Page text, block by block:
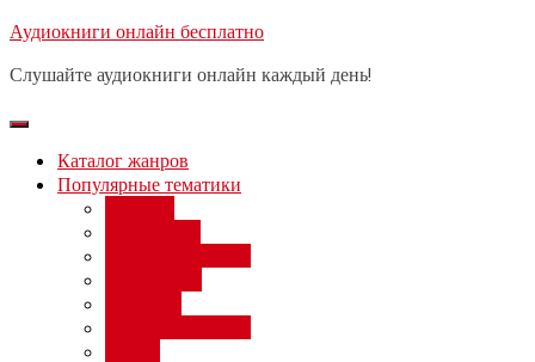
Перейти
содержимому
Аудиокниги онлайн бесплатно
Слушайте аудиокниги онлайн каждый день!
Каталог жанров
Популярные тематики
Бесплатный вебинар: заработок
день